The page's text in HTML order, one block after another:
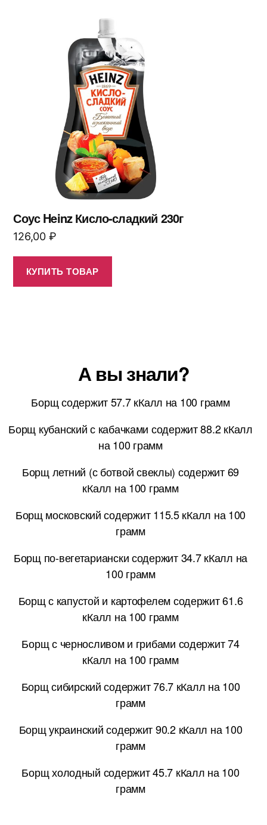
Соус Heinz Кисло-сладкий 230г
126,00 ₽
КУПИТЬ ТОВАР
А вы знали?
Борщ содержит 57.7 кКалл на 100 грамм
Борщ кубанский с кабачками содержит 88.2 кКалл
на 100 грамм
Борщ летний (с ботвой свеклы) содержит 69
кКалл на 100 грамм
Борщ московский содержит 115.5 кКалл на 100
грамм
Борщ по-вегетариански содержит 34.7 кКалл на
100 грамм
Борщ с капустой и картофелем содержит 61.6
кКалл на 100 грамм
Борщ с черносливом и грибами содержит 74
кКалл на 100 грамм
Борщ сибирский содержит 76.7 кКалл на 100
грамм
Борщ украинский содержит 90.2 кКалл на 100
грамм
Борщ холодный содержит 45.7 кКалл на 100
грамм